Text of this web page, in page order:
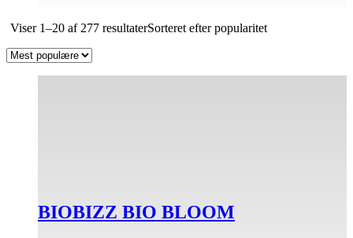
Viser 1–20 af 277 resultaterSorteret efter popularitet
BIOBIZZ BIO BLOOM